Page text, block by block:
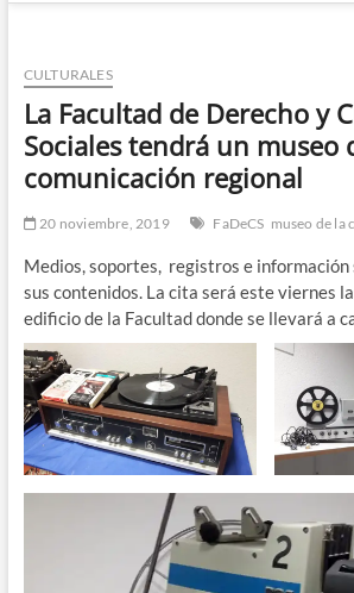
CULTURALES
La Facultad de Derecho y
Sociales tendrá un museo
comunicación regional
20 noviembre, 2019 FaDeCS museo de la
Medios, soportes, registros e información
sus contenidos. La cita será este viernes
edificio de la Facultad donde se llevará a